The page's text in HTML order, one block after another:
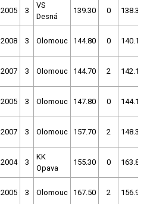
2005 3
VS
Desná
139.30 0 138.30
2008 3 Olomouc 144.80 0 140.10
2007 3 Olomouc 144.70 2 142.10
2005 3 Olomouc 147.80 0 144.10
2007 3 Olomouc 157.70 2 148.30
2004 3
KK
Opava
155.30 0 163.80
2005 3 Olomouc 167.50 2 156.90